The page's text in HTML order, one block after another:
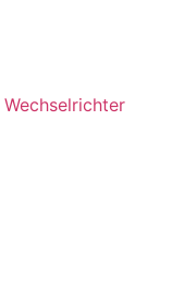
Wechselrichter